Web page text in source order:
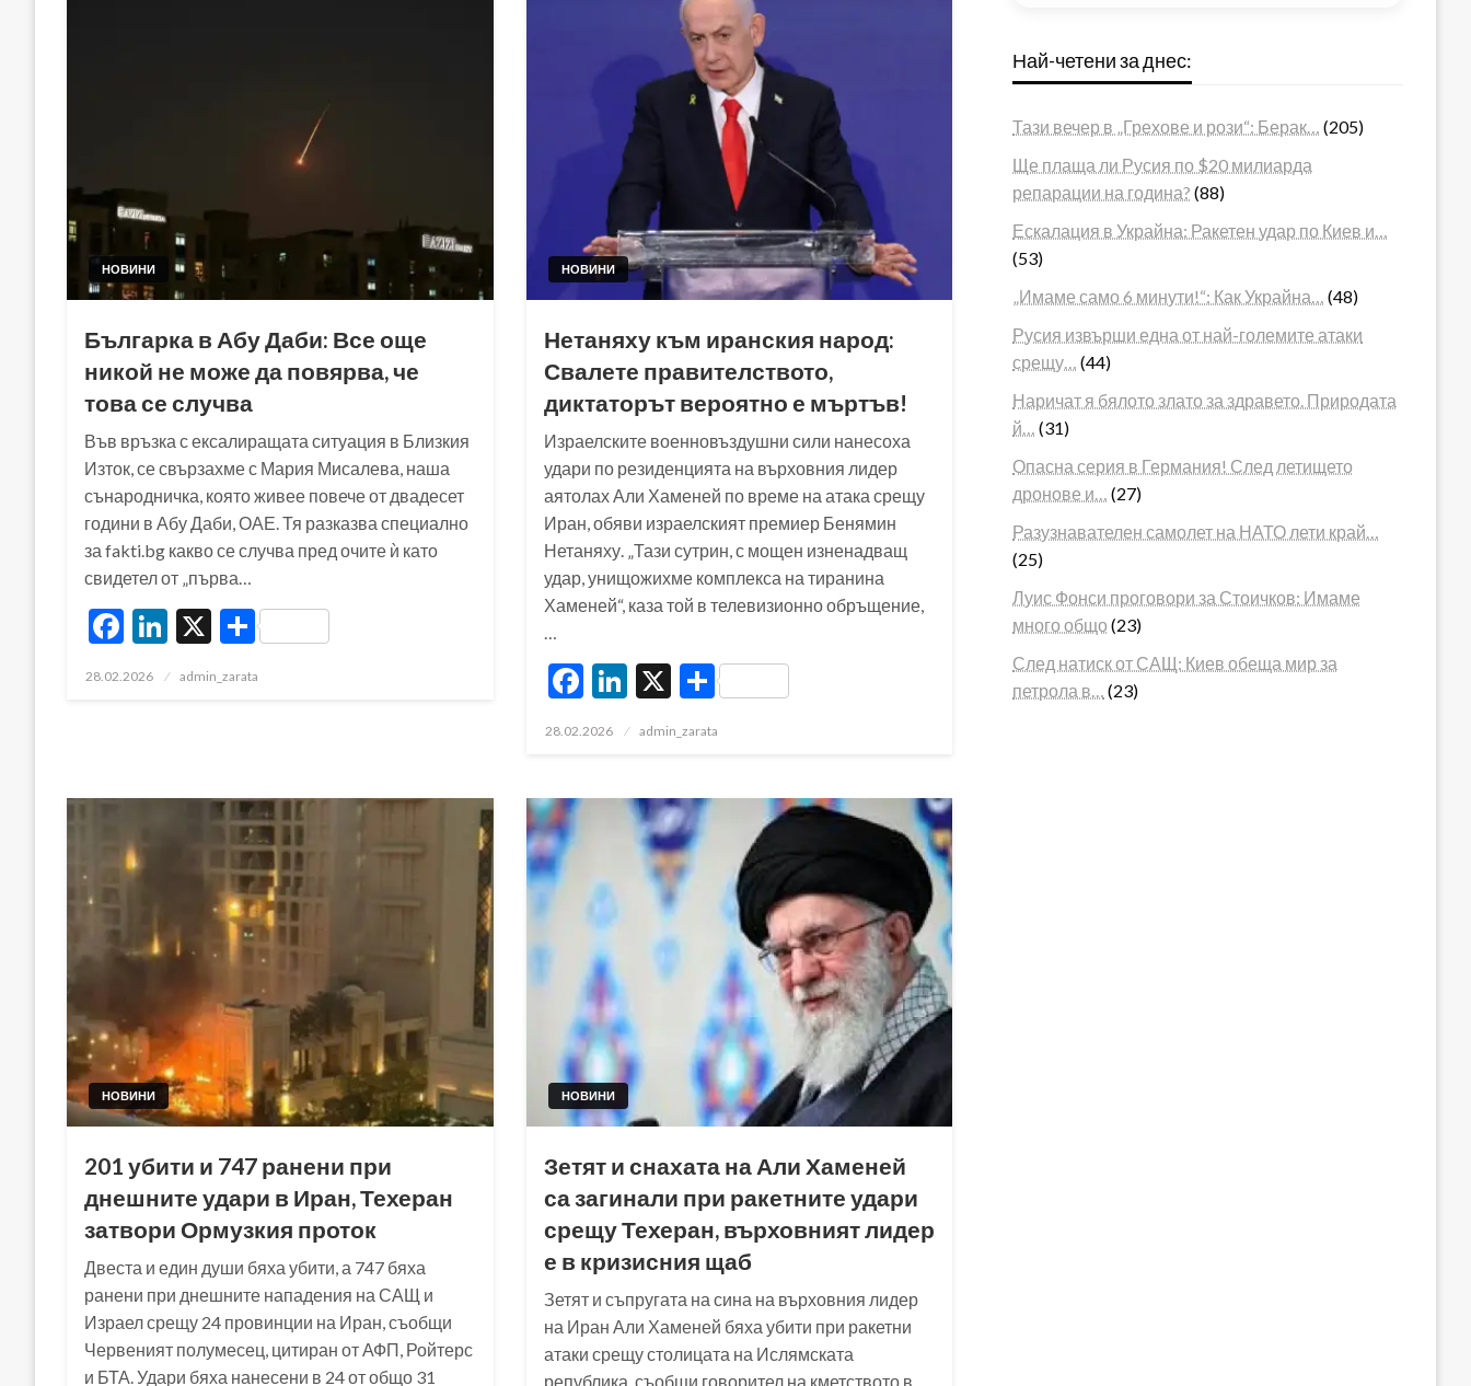
НОВИНИ
Българка в Абу Даби: Все още
никой не може да повярва, че
това се случва
Във връзка с ексалиращата ситуация в Близкия
Изток, се свързахме с Мария Мисалева, наша
сънародничка, която живее повече от двадесет
години в Абу Даби, ОАЕ. Тя разказва специално
за fakti.bg какво се случва пред очите ѝ като
свидетел от „първа…
Facebook
LinkedIn
X Share
Posted
28.02.2026 admin_zarata
НОВИНИ
Нетаняху към иранския народ:
Свалете правителството,
диктаторът вероятно е мъртъв!
Израелските военновъздушни сили нанесоха
удари по резиденцията на върховния лидер
аятолах Али Хаменей по време на атака срещу
Иран, обяви израелският премиер Бенямин
Нетаняху. „Тази сутрин, с мощен изненадващ
удар, унищожихме комплекса на тиранина
Хаменей“, каза той в телевизионно обръщение,
Facebook
LinkedIn
X Share
Posted
28.02.2026 admin_zarata
НОВИНИ
201 убити и 747 ранени при
днешните удари в Иран, Техеран
затвори Ормузкия проток
Двеста и един души бяха убити, а 747 бяха
ранени при днешните нападения на САЩ и
Израел срещу 24 провинции на Иран, съобщи
Червеният полумесец, цитиран от АФП, Ройтерс
и БТА. Удари бяха нанесени в 24 от общо 31
НОВИНИ
Зетят и снахата на Али Хаменей
са загинали при ракетните удари
срещу Техеран, върховният лидер
е в кризисния щаб
Зетят и съпругата на сина на върховния лидер
на Иран Али Хаменей бяха убити при ракетни
атаки срещу столицата на Ислямската
република, съобщи говорител на кметството в
Най-четени за днес:
Тази вечер в „Грехове и рози“: Берак…
(205)
Ще плаща ли Русия по $20 милиарда
репарации на година? (88)
Ескалация в Украйна: Ракетен удар по Киев и…
(53)
„Имаме само 6 минути!“: Как Украйна…
(48)
Русия извърши една от най-големите атаки
срещу…
(44)
Наричат я бялото злато за здравето. Природата
й…
(31)
Опасна серия в Германия! След летището
дронове и…
(27)
Разузнавателен самолет на НАТО лети край…
(25)
Луис Фонси проговори за Стоичков: Имаме
много общо (23)
След натиск от САЩ: Киев обеща мир за
петрола в…
(23)